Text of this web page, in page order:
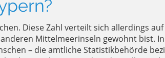
Diese Zahl verteilt sich allerdings
Mittelmeerinseln gewohnt bist.
– die amtliche Statistikbehörde